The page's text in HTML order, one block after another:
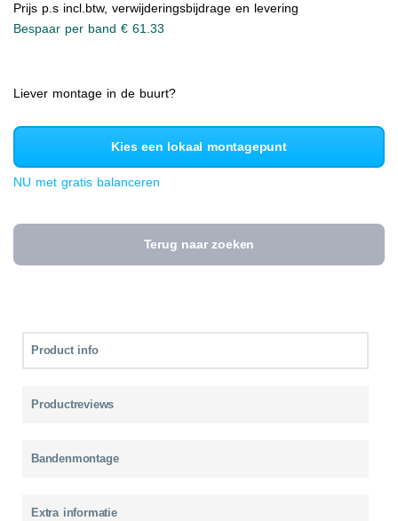
Prijs p.s incl.btw, verwijderingsbijdrage en levering
Bespaar per band € 61.33
Liever montage in de buurt?
Kies een lokaal montagepunt
NU met gratis balanceren
Terug naar zoeken
Product info
Productreviews
Bandenmontage
Extra informatie